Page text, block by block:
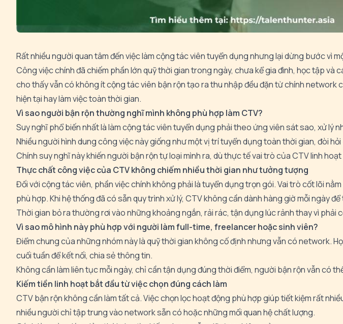
Rất nhiều người quan tâm đến việc làm cộng tác viên tuyển dụng nhưng lại dừng bước vì
Công việc chính đã chiếm phần lớn quỹ thời gian trong ngày, chưa kể gia đình, học tập và
cho thấy vẫn có không ít cộng tác viên bận rộn tạo ra thu nhập đều đặn từ chính network
hiện tại hay làm việc toàn thời gian.
Vì sao người bận rộn thường nghĩ mình không phù hợp làm CTV?
Suy nghĩ phổ biến nhất là làm cộng tác viên tuyển dụng phải theo ứng viên sát sao, xử lý
Nhiều người hình dung công việc này giống như một vị trí tuyển dụng toàn thời gian, đòi
Chính suy nghĩ này khiến người bận rộn tự loại mình ra, dù thực tế vai trò của CTV linh
Thực chất công việc của CTV không chiếm nhiều thời gian như tưởng tượng
Đối với cộng tác viên, phần việc chính không phải là tuyển dụng trọn gói. Vai trò cốt lõi
phù hợp. Khi hệ thống đã có sẵn quy trình xử lý, CTV không cần dành hàng giờ mỗi ngày
Thời gian bỏ ra thường rơi vào những khoảng ngắn, rải rác, tận dụng lúc rảnh thay vì phải
Vì sao mô hình này phù hợp với người làm full-time, freelancer hoặc sinh viên?
Điểm chung của những nhóm này là quỹ thời gian không cố định nhưng vẫn có network.
cuối tuần để kết nối, chia sẻ thông tin.
Không cần làm liên tục mỗi ngày, chỉ cần tận dụng đúng thời điểm, người bận rộn vẫn có
Kiếm tiền linh hoạt bắt đầu từ việc chọn đúng cách làm
CTV bận rộn không cần làm tất cả. Việc chọn lọc hoạt động phù hợp giúp tiết kiệm rất
nhiều người chỉ tập trung vào network sẵn có hoặc những mối quan hệ chất lượng.